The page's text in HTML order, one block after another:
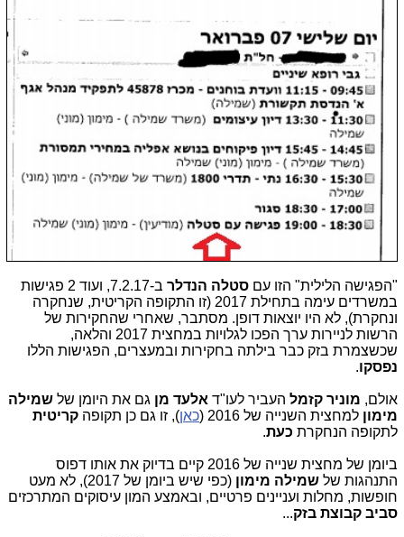
"הפגישה הלילית" הזו עם סטלה הנדלר
ב-7.2.17, ועוד 2 פגישות
במשרדים עימה בתחילת 2017 (זו התקופה הקריטית, שנחקרה
ונחקרת), לא היו יוצאות דופן. מסתבר, שאחרי שהחקירות של
הרשות לניירות ערך הפכו לגלויות במחצית 2017 והלאה,
שכשצמרת בזק כבר בילתה בחקירות ובמעצרים, הפגישות הללו
נפסקו.
אולם, מוניר קזמל העביר לעו"ד אלעד מן גם את היומן של שמילה
מימון למחצית השנייה של 2016 ( כאן), זו גם כן תקופה קריטית
לתקופה הנחקרת כעת.
ביומן של מחצית שנייה של 2016 קיים בדיוק את אותו דפוס
התנהגות של שמילה מימון
(כפי שיש ביומן של 2017), לא מעט
חופשות, מחלות ועניינים פרטיים, ובאמצע המון עיסוקים המתרכזים
סביב קבוצת בזק...